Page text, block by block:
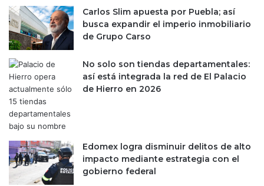
Carlos Slim apuesta por Puebla; así
busca expandir el imperio inmobiliario
de Grupo Carso
No solo son tiendas departamentales:
así está integrada la red de El Palacio
de Hierro en 2026
Edomex logra disminuir delitos de alto
impacto mediante estrategia con el
gobierno federal